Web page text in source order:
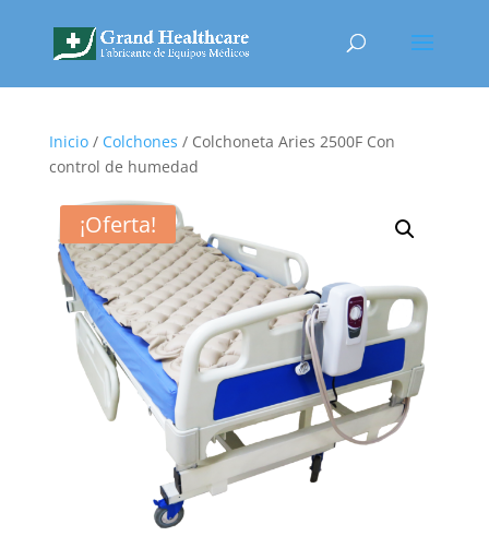
Inicio/ Colchones / Colchoneta Aries 2500F Con
control de humedad
¡Oferta!